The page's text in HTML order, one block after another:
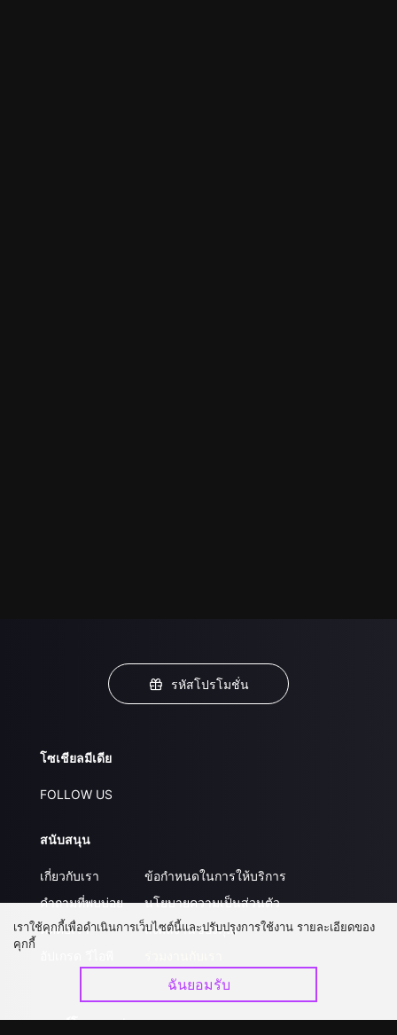
รหัสโปรโมชั่น
โซเชียลมีเดีย
FOLLOW US
สนับสนุน
เกี่ยวกับเรา
คำถามที่พบบ่อย
ติดต่อเรา
ข้อกำหนดในการให้บริการ
นโยบายความเป็นส่วนตัว
ส่งผลงานของคุณ
ดาวน์โหลดแอป
เราใช้คุกกี้เพื่อดำเนินการเว็บไซต์นี้และปรับปรุงการใช้งาน รายละเอียดของ
คุกกี้
ฉันยอมรับ